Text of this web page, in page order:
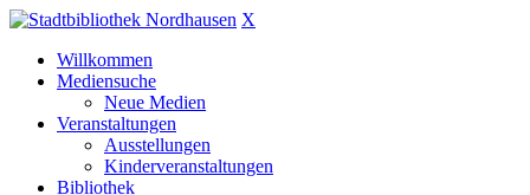
X
Willkommen
Mediensuche
Neue Medien
Veranstaltungen
Ausstellungen
Kinderveranstaltungen
Bibliothek